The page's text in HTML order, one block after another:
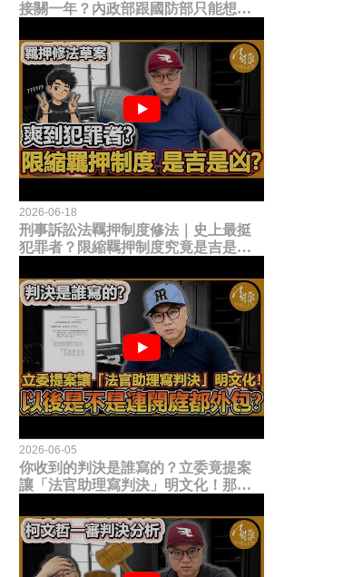
接關一年？內政部跟國防部只能想到
題？
2026-06-18
刑事訴訟法羈押制度修法｜史上最挺
犯罪者？限縮羈押制度究竟是吉是
2026-06-05
你收到的判決是誰寫的？立委竟提案
讓「法官助理寫判決」明文化！那以